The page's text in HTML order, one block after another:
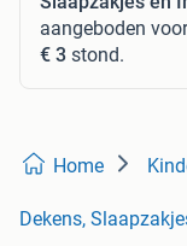
aangeboden
€ 3 stond.
Home
Dekens,